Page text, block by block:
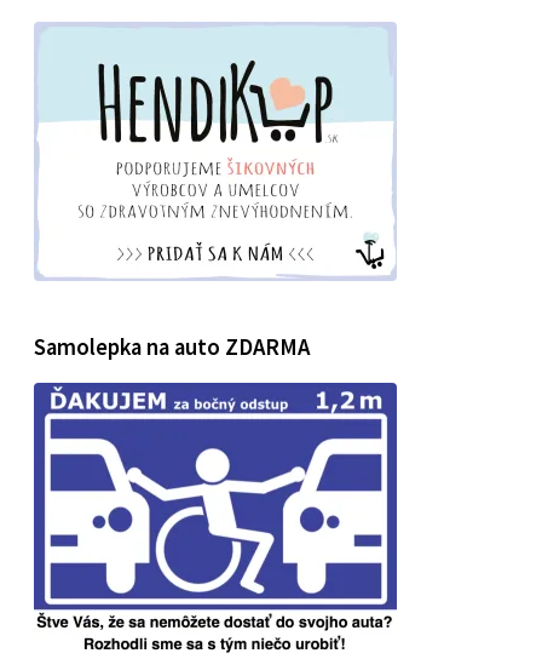
Samolepka na auto ZDARMA